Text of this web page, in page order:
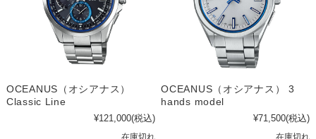
OCEANUS（オシアナス）
Classic Line
¥121,000(税込)
在庫切れ
OCEANUS（オシアナス） 3
hands model
¥71,500(税込)
在庫切れ